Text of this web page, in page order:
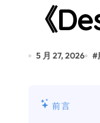
《
5 月 27, 2026 #
前言